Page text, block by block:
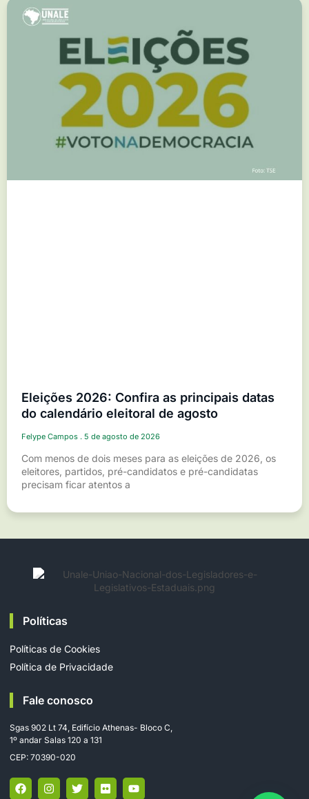
Eleições 2026: Confira as principais datas
do calendário eleitoral de agosto
Felype Campos 5 de agosto de 2026
Com menos de dois meses para as eleições de 2026, os
eleitores, partidos, pré-candidatos e pré-candidatas
precisam ficar atentos a
Políticas
Políticas de Cookies
Política de Privacidade
Fale conosco
Sgas 902 Lt 74, Edifício Athenas- Bloco C,
1º andar Salas 120 a 131
CEP: 70390-020